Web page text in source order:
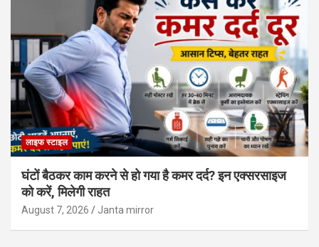
लाइफ स्टाइल
घंटों बैठकर काम करने से हो गया है कमर दर्द? इन एक्सरसाइज
को करें, मिलेगी राहत
August 7, 2026 Janta mirror